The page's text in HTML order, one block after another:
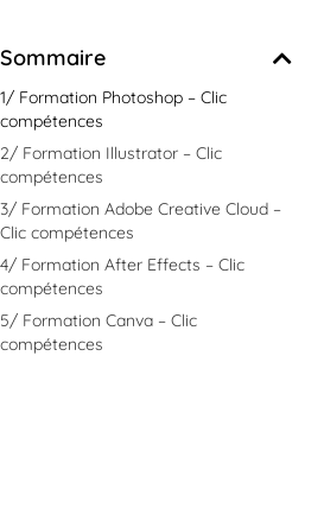
Sommaire
1/ Formation Photoshop – Clic
compétences
2/ Formation Illustrator – Clic
compétences
3/ Formation Adobe Creative Cloud –
Clic compétences
4/ Formation After Effects – Clic
compétences
5/ Formation Canva – Clic
compétences